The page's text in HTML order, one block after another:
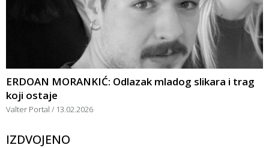
ERDOAN MORANKIĆ: Odlazak mladog slikara i trag
koji ostaje
Valter Portal 13.02.2026
IZDVOJENO